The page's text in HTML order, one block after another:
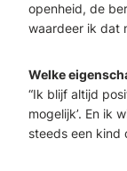
openheid, de
waardeer ik dat
Welke
“Ik blijf altijd
mogelijk’. En ik
steeds een kind